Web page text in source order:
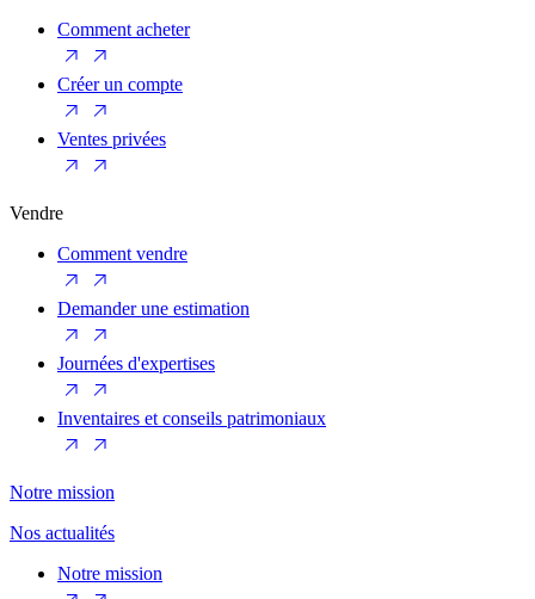
Comment acheter
Créer un compte
Ventes privées
Vendre
Comment vendre
Demander une estimation
Journées d'expertises
Inventaires et conseils patrimoniaux
Notre mission
Nos actualités
Notre mission